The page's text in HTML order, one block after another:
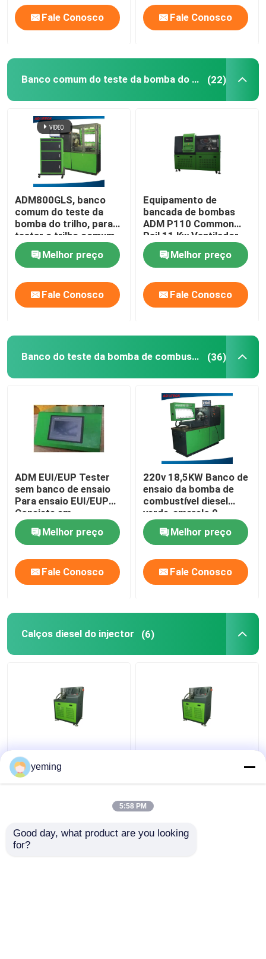
Fale Conosco Fale Conosco
Banco comum do teste da bomba do trilho (22)
ADM800GLS, banco
comum do teste da
bomba do trilho, para
testar o trilho comum
diferente bombeia,
medindo com copos
Melhor preço
Fale Conosco
Equipamento de
bancada de bombas
ADM P110 Common
Rail 11 Kw Ventilador
de refrigeração 2500
Bar
Melhor preço
Fale Conosco
Banco do teste da bomba de combustível (36)
ADM EUI/EUP Tester
sem banco de ensaio
Para ensaio EUI/EUP
Consiste em
Cambox&Controller&
Acessórios
específicos
Melhor preço
Fale Conosco
220v 18,5KW Banco de
ensaio da bomba de
combustível diesel
verde-amarelo 0 -
60bar
Melhor preço
Fale Conosco
Calços diesel do injector (6)
Banco do teste de
HEUI, 4KW, operação
do tela táctil,
yeming
5:58 PM
Good day, what product are you looking
for?